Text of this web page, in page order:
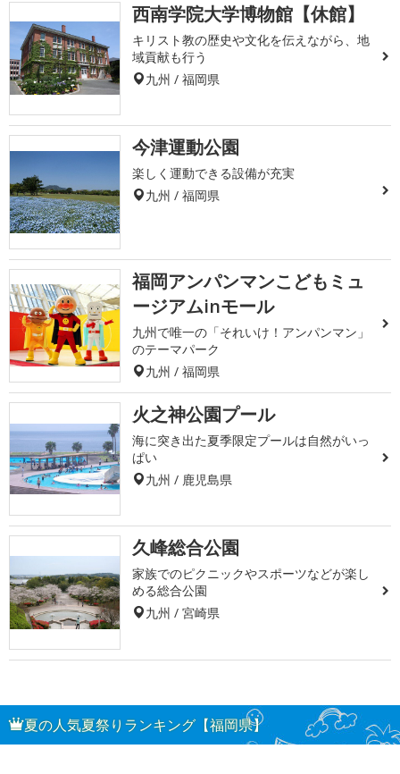
西南学院大学博物館【休館】
キリスト教の歴史や文化を伝えながら、地
域貢献も行う
九州 / 福岡県
今津運動公園
楽しく運動できる設備が充実
九州 / 福岡県
福岡アンパンマンこどもミュ
ージアムinモール
九州で唯一の「それいけ！アンパンマン」
のテーマパーク
九州 / 福岡県
火之神公園プール
海に突き出た夏季限定プールは自然がいっ
ぱい
九州 / 鹿児島県
久峰総合公園
家族でのピクニックやスポーツなどが楽し
める総合公園
九州 / 宮崎県
夏の人気夏祭りランキング【福岡県】